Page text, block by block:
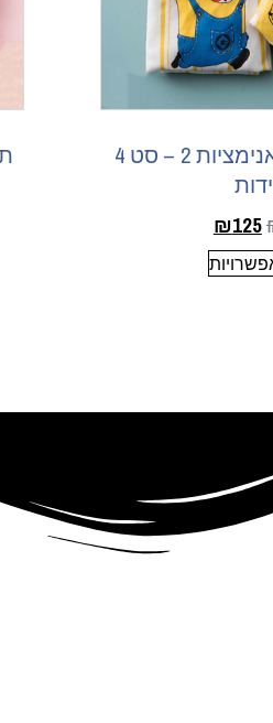
תחתוני בוקסר אנימציות 2 – סט 4
₪125